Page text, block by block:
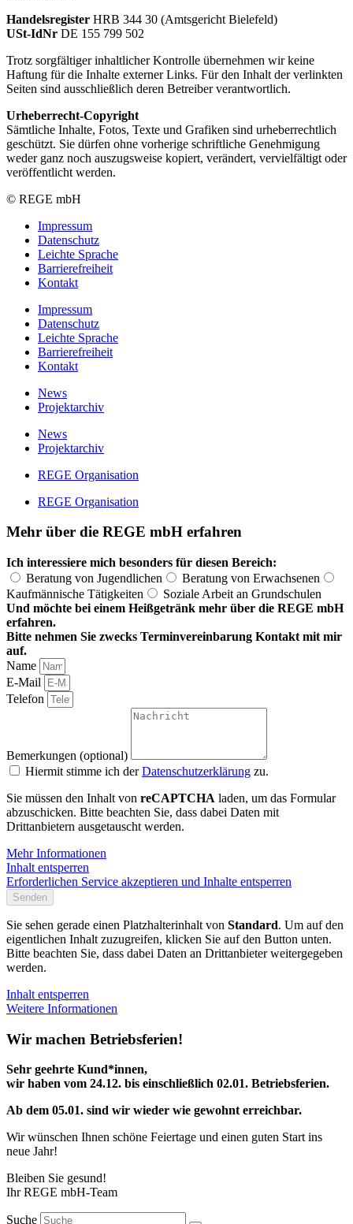
Handelsregister HRB 344 30 (Amtsgericht Bielefeld)
USt-IdNr DE 155 799 502
Trotz sorgfältiger inhaltlicher Kontrolle übernehmen wir keine
Haftung für die Inhalte externer Links. Für den Inhalt der verlinkten
Seiten sind ausschließlich deren Betreiber verantwortlich.
Urheberrecht-Copyright
Sämtliche Inhalte, Fotos, Texte und Grafiken sind urheberrechtlich
geschützt. Sie dürfen ohne vorherige schriftliche Genehmigung
weder ganz noch auszugsweise kopiert, verändert, vervielfältigt oder
veröffentlicht werden.
© REGE mbH
Impressum
Datenschutz
Leichte Sprache
Barrierefreiheit
Kontakt
Impressum
Datenschutz
Leichte Sprache
Barrierefreiheit
Kontakt
News
Projektarchiv
News
Projektarchiv
REGE Organisation
REGE Organisation
Mehr über die REGE mbH erfahren
Ich interessiere mich besonders für diesen Bereich:
Beratung von Jugendlichen
Beratung von Erwachsenen
Kaufmännische Tätigkeiten
Soziale Arbeit an Grundschulen
Und möchte bei einem Heißgetränk mehr über die REGE mbH
erfahren.
Bitte nehmen Sie zwecks Terminvereinbarung Kontakt mit mir
auf.
Name
E-Mail
Telefon
Bemerkungen (optional)
Hiermit stimme ich derDatenschutzerklärung zu.
Sie müssen den Inhalt von reCAPTCHA laden, um das Formular
abzuschicken. Bitte beachten Sie, dass dabei Daten mit
Drittanbietern ausgetauscht werden.
Mehr Informationen
Inhalt entsperren
Erforderlichen Service akzeptieren und Inhalte entsperren
Senden
Sie sehen gerade einen Platzhalterinhalt von Standard. Um auf den
eigentlichen Inhalt zuzugreifen, klicken Sie auf den Button unten.
Bitte beachten Sie, dass dabei Daten an Drittanbieter weitergegeben
werden.
Inhalt entsperren
Weitere Informationen
Wir machen Betriebsferien!
Sehr geehrte Kund*innen,
wir haben vom 24.12. bis einschließlich 02.01. Betriebsferien.
Ab dem 05.01. sind wir wieder wie gewohnt erreichbar.
Wir wünschen Ihnen schöne Feiertage und einen guten Start ins
neue Jahr!
Bleiben Sie gesund!
Ihr REGE mbH-Team
Suche